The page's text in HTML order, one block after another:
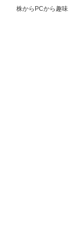
株からPCから趣